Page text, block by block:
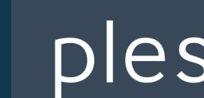
Domäner
En enkel lösning för att hantera